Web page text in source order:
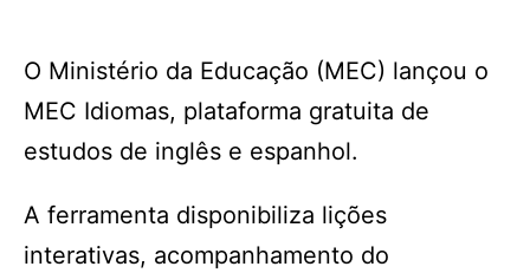
O Ministério da Educação (MEC) lançou o
MEC Idiomas, plataforma gratuita de
estudos de inglês e espanhol.
A ferramenta disponibiliza lições
interativas, acompanhamento do